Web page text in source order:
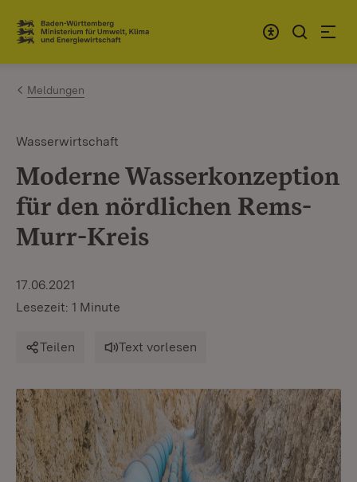
Zum Inhalt springen
Link zur Startseite
Meldungen
Wasserwirtschaft
Moderne Wasserkonzeption
für den nördlichen Rems-
Murr-Kreis
17.06.2021
Lesezeit: 1 Minute
Teilen Text vorlesen